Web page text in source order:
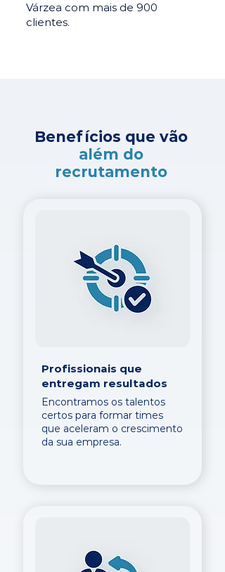
Várzea com mais de 900
clientes.
Benefícios que vão
além do
recrutamento
Profissionais que
entregam resultados
Encontramos os talentos
certos para formar times
que aceleram o crescimento
da sua empresa.